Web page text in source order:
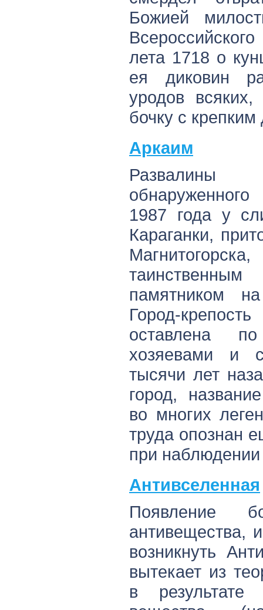
Божией
лета 1718 о
ея диковин
уродов
бочку с
Аркаим
Развалины
1987 года у
Караганки,
памятником
Город-
оставлена
хозяевами и
тысячи лет
город,
во многих
труда опознан
при наблюдении
Антивселенная
Появление
антивещества,
возникнуть
вытекает из
в результате